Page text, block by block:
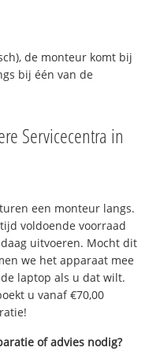
de monteur komt bij
bij één van de
Servicecentra in
een monteur langs.
voldoende voorraad
uitvoeren. Mocht dit
we het apparaat mee
laptop als u dat wilt.
u vanaf €70,00
of advies nodig?